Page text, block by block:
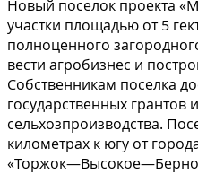
Новый поселок проекта
участки площадью от 5
полноценного
вести агробизнес и
Собственникам поселка
государственных грантов
сельхозпроизводства.
километрах к югу от